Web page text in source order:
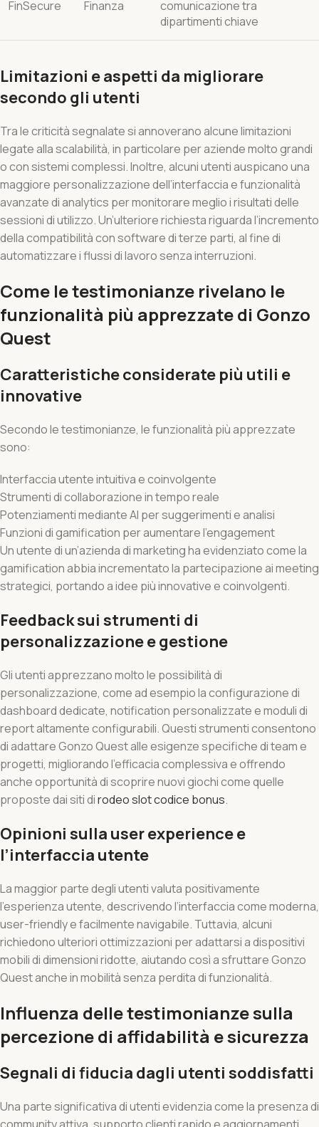
FinSecure Finanza
comunicazione tra
dipartimenti chiave
Limitazioni e aspetti da migliorare
secondo gli utenti
Tra le criticità segnalate si annoverano alcune limitazioni
legate alla scalabilità, in particolare per aziende molto grandi
o con sistemi complessi. Inoltre, alcuni utenti auspicano una
maggiore personalizzazione dell’interfaccia e funzionalità
avanzate di analytics per monitorare meglio i risultati delle
sessioni di utilizzo. Un’ulteriore richiesta riguarda l’incremento
della compatibilità con software di terze parti, al fine di
automatizzare i flussi di lavoro senza interruzioni.
Come le testimonianze rivelano le
funzionalità più apprezzate di Gonzo
Quest
Caratteristiche considerate più utili e
innovative
Secondo le testimonianze, le funzionalità più apprezzate
sono:
Interfaccia utente intuitiva e coinvolgente
Strumenti di collaborazione in tempo reale
Potenziamenti mediante AI per suggerimenti e analisi
Funzioni di gamification per aumentare l’engagement
Un utente di un’azienda di marketing ha evidenziato come la
gamification abbia incrementato la partecipazione ai meeting
strategici, portando a idee più innovative e coinvolgenti.
Feedback sui strumenti di
personalizzazione e gestione
Gli utenti apprezzano molto le possibilità di
personalizzazione, come ad esempio la configurazione di
dashboard dedicate, notification personalizzate e moduli di
report altamente configurabili. Questi strumenti consentono
di adattare Gonzo Quest alle esigenze specifiche di team e
progetti, migliorando l’efficacia complessiva e offrendo
anche opportunità di scoprire nuovi giochi come quelle
proposte dai siti dirodeo slot codice bonus.
Opinioni sulla user experience e
l’interfaccia utente
La maggior parte degli utenti valuta positivamente
l’esperienza utente, descrivendo l’interfaccia come moderna,
user-friendly e facilmente navigabile. Tuttavia, alcuni
richiedono ulteriori ottimizzazioni per adattarsi a dispositivi
mobili di dimensioni ridotte, aiutando così a sfruttare Gonzo
Quest anche in mobilità senza perdita di funzionalità.
Influenza delle testimonianze sulla
percezione di affidabilità e sicurezza
Segnali di fiducia dagli utenti soddisfatti
Una parte significativa di utenti evidenzia come la presenza di